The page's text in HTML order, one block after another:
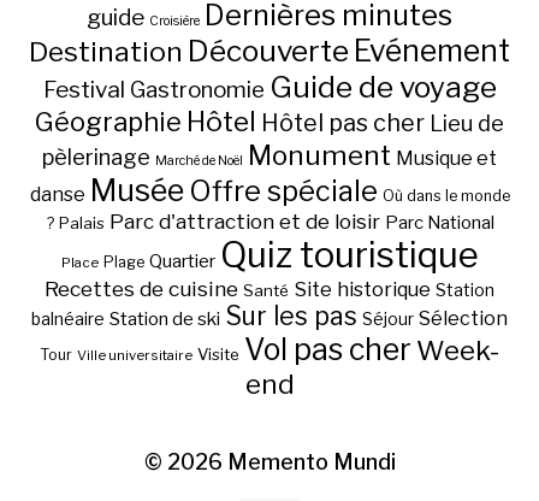
guide Croisière Dernières minutes
Destination Découverte Evénement
Festival Gastronomie Guide de voyage
Géographie Hôtel Hôtel pas cher Lieu de
pèlerinage Marché de Noël Monument Musique et
danse Musée Offre spéciale Où dans le monde
? Palais Parc d'attraction et de loisir Parc National
Place Plage Quartier Quiz touristique
Recettes de cuisine Santé Site historique Station
balnéaire Station de ski Sur les pas Séjour Sélection
Tour Ville universitaire Visite Vol pas cher Week-
end
© 2026 Memento Mundi